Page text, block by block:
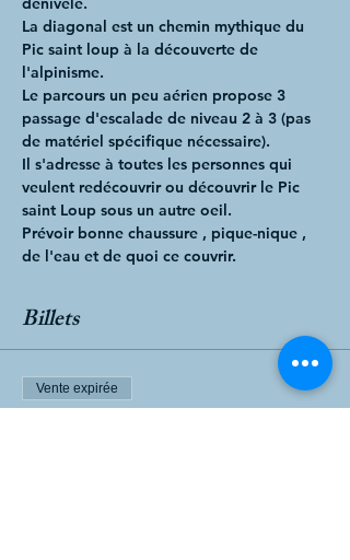
La diagonal est un chemin mythique du
Pic saint loup à la découverte de
l'alpinisme.
Le parcours un peu aérien propose 3
passage d'escalade de niveau 2 à 3 (pas
de matériel spécifique nécessaire).
Il s'adresse à toutes les personnes qui
veulent redécouvrir ou découvrir le Pic
saint Loup sous un autre oeil.
Prévoir bonne chaussure , pique-nique ,
de l'eau et de quoi ce couvrir.
Billets
Vente expirée